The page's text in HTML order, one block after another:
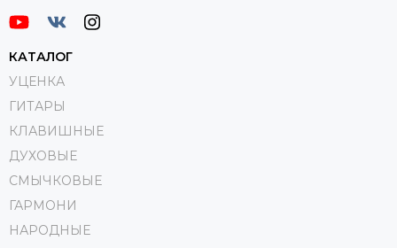
КАТАЛОГ
УЦЕНКА
ГИТАРЫ
КЛАВИШНЫЕ
ДУХОВЫЕ
СМЫЧКОВЫЕ
ГАРМОНИ
НАРОДНЫЕ